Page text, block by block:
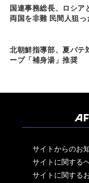
国連事務総長、ロシア
両国を非難 民間人狙っ
北朝鮮指導部、夏バテ
ープ「補身湯」推奨
サイトからのお
サイトに関する
サイトに関する